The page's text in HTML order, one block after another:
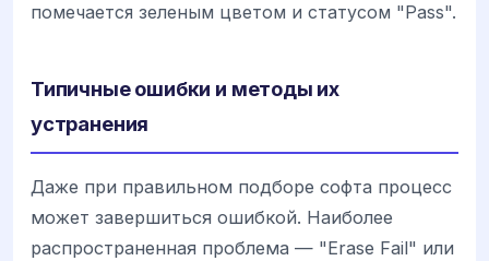
помечается зеленым цветом и статусом "Pass".
Типичные ошибки и методы их
устранения
Даже при правильном подборе софта процесс
может завершиться ошибкой. Наиболее
распространенная проблема — "Erase Fail" или